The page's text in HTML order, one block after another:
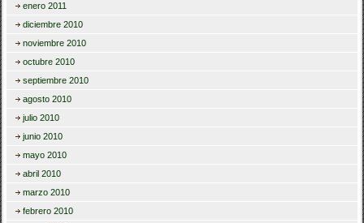
enero 2011
diciembre 2010
noviembre 2010
octubre 2010
septiembre 2010
agosto 2010
julio 2010
junio 2010
mayo 2010
abril 2010
marzo 2010
febrero 2010